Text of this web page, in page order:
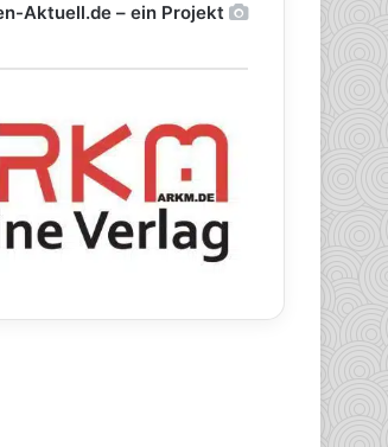
Aktuell.de – ein Projekt